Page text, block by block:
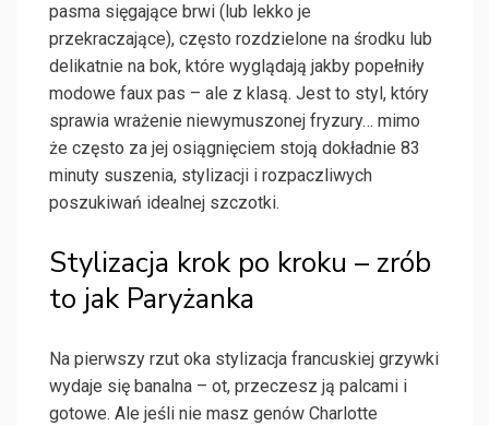
pasma sięgające brwi (lub lekko je
przekraczające), często rozdzielone na środku lub
delikatnie na bok, które wyglądają jakby popełniły
modowe faux pas – ale z klasą. Jest to styl, który
sprawia wrażenie niewymuszonej fryzury… mimo
że często za jej osiągnięciem stoją dokładnie 83
minuty suszenia, stylizacji i rozpaczliwych
poszukiwań idealnej szczotki.
Stylizacja krok po kroku – zrób
to jak Paryżanka
Na pierwszy rzut oka stylizacja francuskiej grzywki
wydaje się banalna – ot, przeczesz ją palcami i
gotowe. Ale jeśli nie masz genów Charlotte